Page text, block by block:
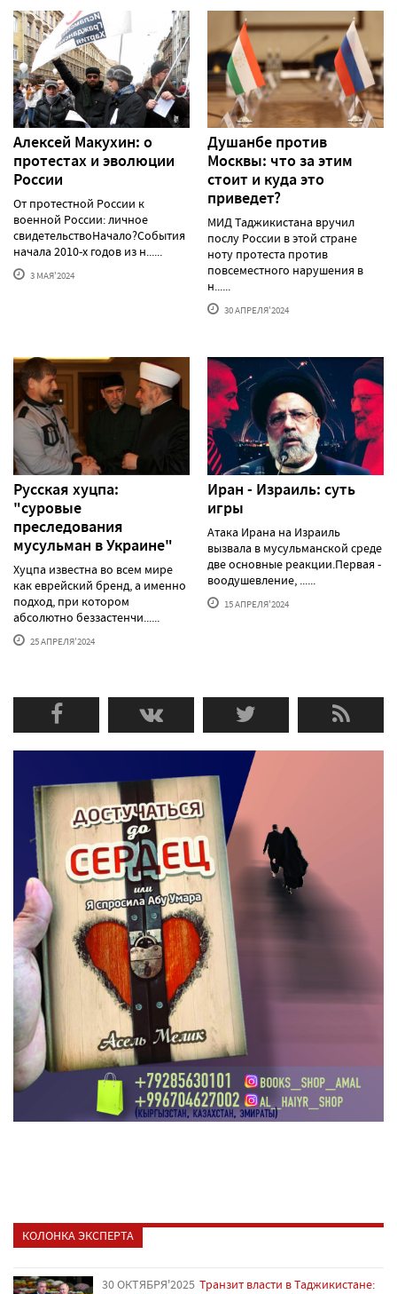
Алексей Макуxин: о
протестаx и эволюции
России
От протестной России к
военной России: личное
свидетельствоНачало?События
начала 2010-х годов из н......
3 МАЯ'2024
Душанбе против
Москвы: что за этим
стоит и куда это
приведет?
МИД Таджикистана вручил
послу России в этой стране
ноту протеста против
повсеместного нарушения в
н......
30 АПРЕЛЯ'2024
Русская хуцпа:
"суровые
преследования
мусульман в Украине"
Хуцпа известна во всем мире
как еврейский бренд, а именно
подход, при котором
абсолютно беззастенчи......
25 АПРЕЛЯ'2024
Иран - Израиль: суть
игры
Атака Ирана на Израиль
вызвала в мусульманской среде
две основные реакции.Первая -
воодушевление, ......
15 АПРЕЛЯ'2024
КОЛОНКА ЭКСПЕРТА
30 ОКТЯБРЯ'2025 Транзит власти в Таджикистане: